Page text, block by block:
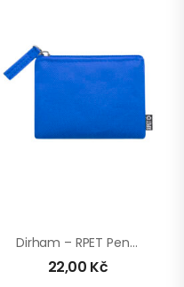
Dirham – RPET Peněženka
22,00 Kč